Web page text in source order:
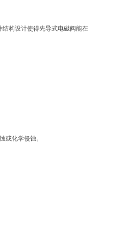
构设计使得先导式电磁阀能在
或化学侵蚀。